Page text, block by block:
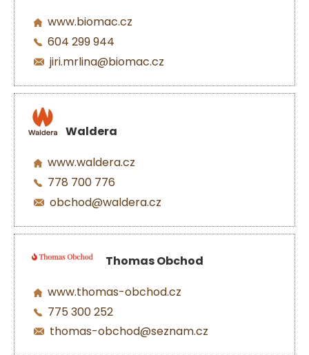
www.biomac.cz
604 299 944
jiri.mrlina@biomac.cz
Waldera
www.waldera.cz
778 700 776
obchod@waldera.cz
Thomas Obchod
www.thomas-obchod.cz
775 300 252
thomas-obchod@seznam.cz